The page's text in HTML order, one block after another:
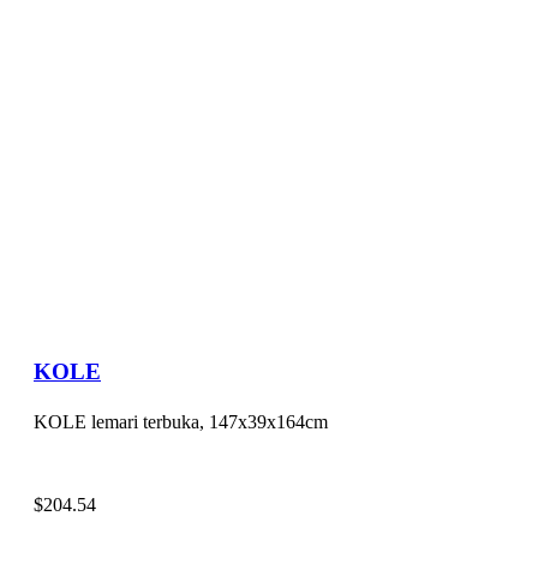
KOLE
KOLE lemari terbuka, 147x39x164cm
$204.54